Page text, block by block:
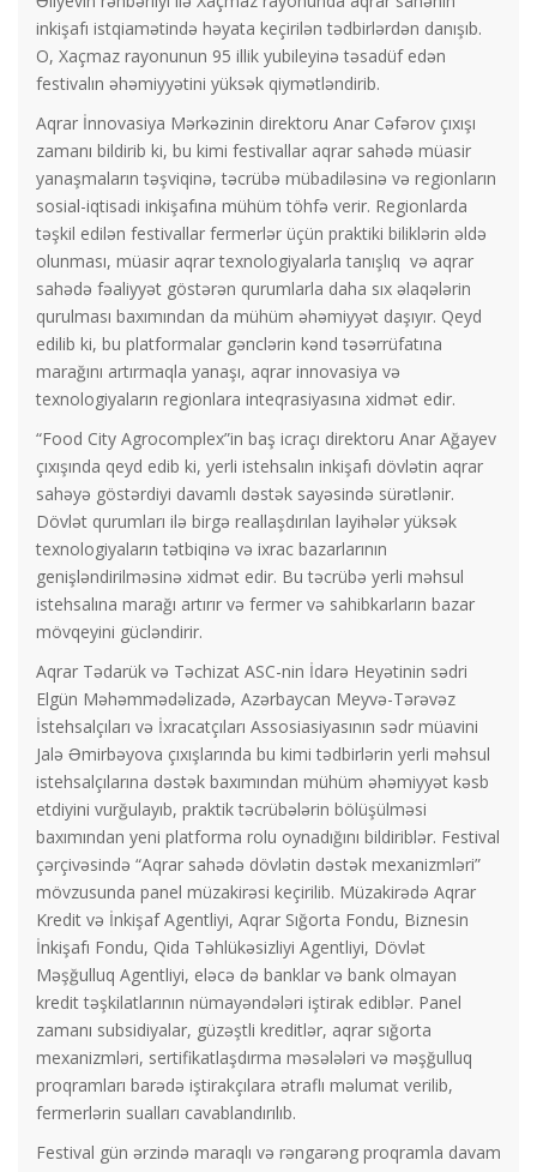
inkişafı istqiamətində həyata keçirilən tədbirlərdən danışıb.
O, Xaçmaz rayonunun 95 illik yubileyinə təsadüf edən
festivalın əhəmiyyətini yüksək qiymətləndirib.
Aqrar İnnovasiya Mərkəzinin direktoru Anar Cəfərov çıxışı
zamanı bildirib ki, bu kimi festivallar aqrar sahədə müasir
yanaşmaların təşviqinə, təcrübə mübadiləsinə və regionların
sosial-iqtisadi inkişafına mühüm töhfə verir. Regionlarda
təşkil edilən festivallar fermerlər üçün praktiki biliklərin əldə
olunması, müasir aqrar texnologiyalarla tanışlıq və aqrar
sahədə fəaliyyət göstərən qurumlarla daha sıx əlaqələrin
qurulması baxımından da mühüm əhəmiyyət daşıyır. Qeyd
edilib ki, bu platformalar gənclərin kənd təsərrüfatına
marağını artırmaqla yanaşı, aqrar innovasiya və
texnologiyaların regionlara inteqrasiyasına xidmət edir.
“Food City Agrocomplex”in baş icraçı direktoru Anar Ağayev
çıxışında qeyd edib ki, yerli istehsalın inkişafı dövlətin aqrar
sahəyə göstərdiyi davamlı dəstək sayəsində sürətlənir.
Dövlət qurumları ilə birgə reallaşdırılan layihələr yüksək
texnologiyaların tətbiqinə və ixrac bazarlarının
genişləndirilməsinə xidmət edir. Bu təcrübə yerli məhsul
istehsalına marağı artırır və fermer və sahibkarların bazar
mövqeyini gücləndirir.
Aqrar Tədarük və Təchizat ASC-nin İdarə Heyətinin sədri
Elgün Məhəmmədəlizadə, Azərbaycan Meyvə-Tərəvəz
İstehsalçıları və İxracatçıları Assosiasiyasının sədr müavini
Jalə Əmirbəyova çıxışlarında bu kimi tədbirlərin yerli məhsul
istehsalçılarına dəstək baxımından mühüm əhəmiyyət kəsb
etdiyini vurğulayıb, praktik təcrübələrin bölüşülməsi
baxımından yeni platforma rolu oynadığını bildiriblər. Festival
çərçivəsində “Aqrar sahədə dövlətin dəstək mexanizmləri”
mövzusunda panel müzakirəsi keçirilib. Müzakirədə Aqrar
Kredit və İnkişaf Agentliyi, Aqrar Sığorta Fondu, Biznesin
İnkişafı Fondu, Qida Təhlükəsizliyi Agentliyi, Dövlət
Məşğulluq Agentliyi, eləcə də banklar və bank olmayan
kredit təşkilatlarının nümayəndələri iştirak ediblər. Panel
zamanı subsidiyalar, güzəştli kreditlər, aqrar sığorta
mexanizmləri, sertifikatlaşdırma məsələləri və məşğulluq
proqramları barədə iştirakçılara ətraflı məlumat verilib,
fermerlərin sualları cavablandırılıb.
Festival gün ərzində maraqlı və rəngarəng proqramla davam